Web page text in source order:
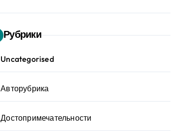
Рубрики
Uncategorised
Авторубрика
Достопримечательности